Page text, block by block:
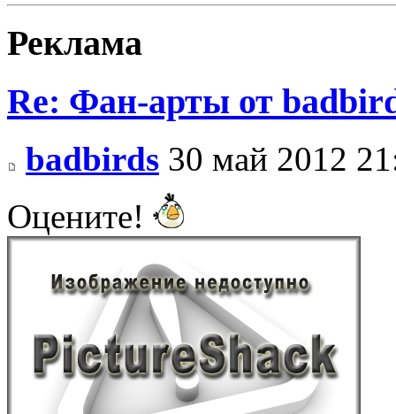
Реклама
Re: Фан-арты от
badbirds 30 май 2012
Оцените!